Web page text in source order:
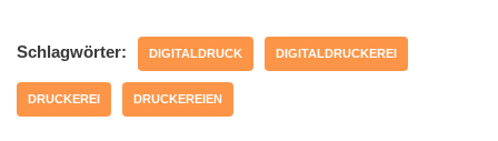
Schlagwörter: DIGITALDRUCK DIGITALDRUCKEREI
DRUCKEREI DRUCKEREIEN